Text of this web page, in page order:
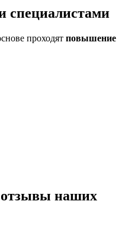
проходят повышение
отзывы наших